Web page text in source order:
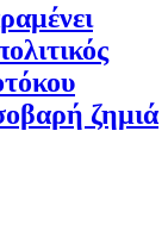
ζημιά